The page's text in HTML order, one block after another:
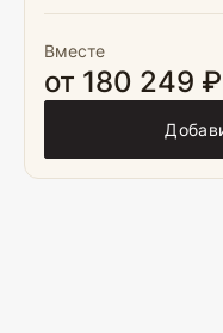
Вместе
от 180 249 ₽